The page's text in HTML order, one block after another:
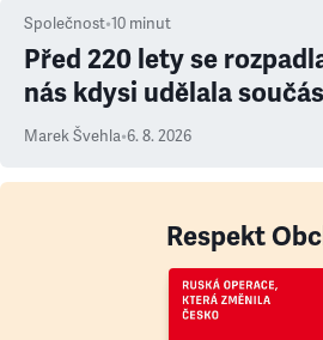
Společnost•10 minut
Před 220 lety se
nás kdysi udělala
Marek Švehla•6. 8. 2026
Respekt